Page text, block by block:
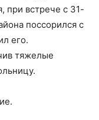
при встрече с 31-
поссорился с
его.
тяжелые